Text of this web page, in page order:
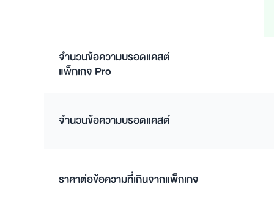
จำนวนข้อความบรอดแคสต์
แพ็กเกจ Pro
จำนวนข้อความบรอดแคสต์
ราคาต่อข้อความที่เกินจากแพ็กเกจ